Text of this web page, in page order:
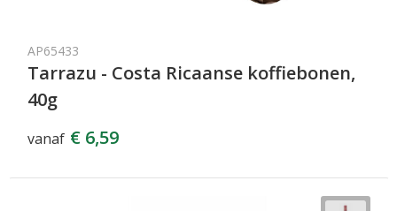
AP65433
Tarrazu - Costa Ricaanse koffiebonen,
40g
vanaf € 6,59